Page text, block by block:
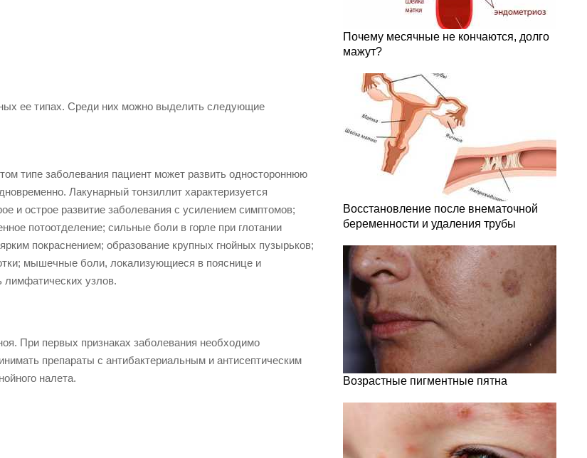
ее типах. Среди них можно выделить следующие
типе заболевания пациент может развить одностороннюю
Лакунарный тонзиллит характеризуется
и острое развитие заболевания с усилением симптомов;
потоотделение; сильные боли в горле при глотании
покраснением; образование крупных гнойных пузырьков;
мышечные боли, локализующиеся в пояснице и
лимфатических узлов.
При первых признаках заболевания необходимо
препараты с антибактериальным и антисептическим
налета.
Почему месячные не кончаются, долго
мажут?
Восстановление после внематочной
беременности и удаления трубы
Возрастные пигментные пятна